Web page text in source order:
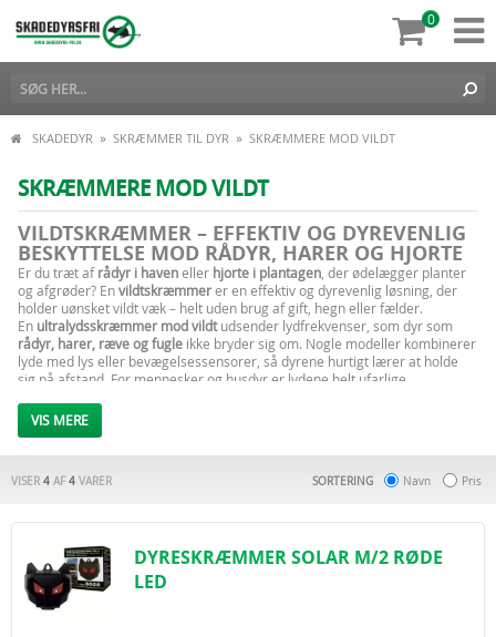
0
SKADEDYR » SKRÆMMER TIL DYR » SKRÆMMERE MOD VILDT
SKRÆMMERE MOD VILDT
VILDTSKRÆMMER – EFFEKTIV OG DYREVENLIG
BESKYTTELSE MOD RÅDYR, HARER OG HJORTE
Er du træt afrådyr i haveneller hjorte i plantagen , der ødelægger planter
og afgrøder? Envildtskræmmerer en effektiv og dyrevenlig løsning, der
holder uønsket vildt væk – helt uden brug af gift, hegn eller fælder.
En ultralydsskræmmer mod vildtudsender lydfrekvenser, som dyr som
rådyr, harer, ræve og fugle ikke bryder sig om. Nogle modeller kombinerer
lyde med lys eller bevægelsessensorer, så dyrene hurtigt lærer at holde
sig på afstand. For mennesker og husdyr er lydene helt ufarlige.
eller omkring bygninger
batteridrevne og netdrevne modeller
HosSkadedyrsfri.dk
vildtskræmmere og
Vi tilbyder:
Billig fragt fra kun 59 kr.
Hurtig levering direkte til døren.
Kvalitetsprodukter testet til danske forhold.
VIS MERE
SORTERING Navn Pris
VISER 4 AF 4 VARER
DYRESKRÆMMER SOLAR M/2 RØDE
LED